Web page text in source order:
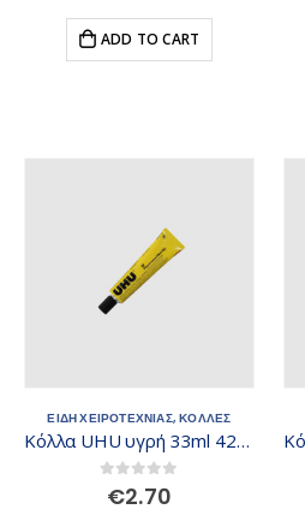
ADD TO CART
ΕΙΔΗ ΧΕΙΡΟΤΕΧΝΙΑΣ,ΚΟΛΛΕΣ
Κόλλα UHU υγρή 33ml 428759
out of 5
€2.70